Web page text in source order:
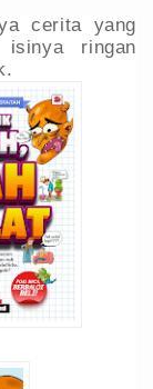
cerita yang
ringan